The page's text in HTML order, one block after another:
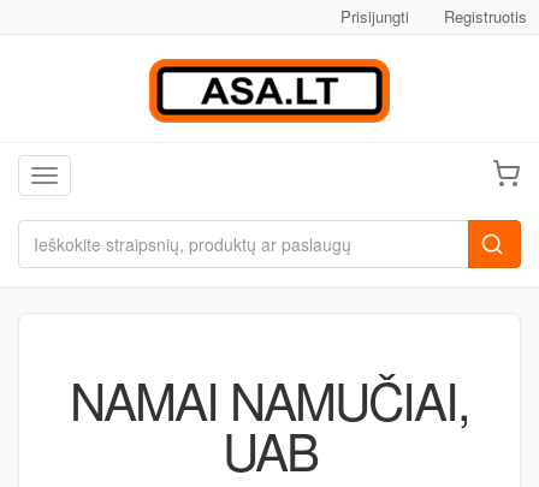
Prisijungti Registruotis
Toggle navigation
NAMAI NAMUČIAI,
UAB